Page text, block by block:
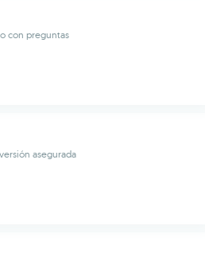
con preguntas
asegurada